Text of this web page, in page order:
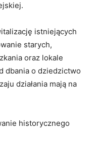
istniejących
starych,
oraz lokale
dbania o dziedzictwo
działania mają na
historycznego